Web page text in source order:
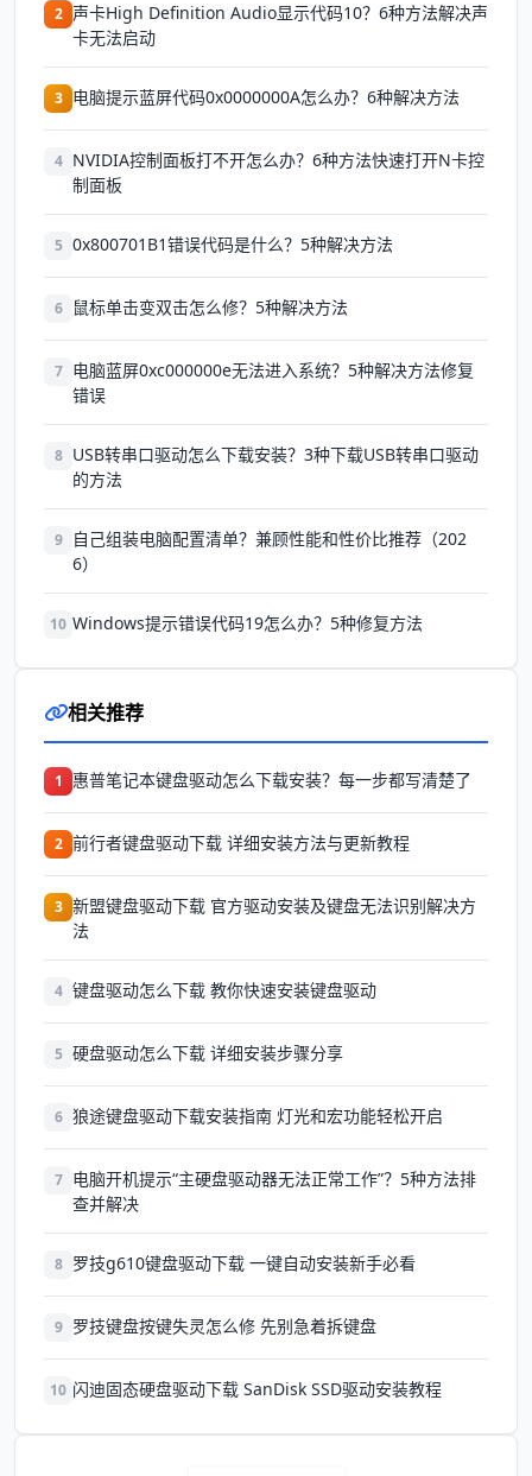
2 声卡High Definition Audio显示代码10？6种方法解决声
卡无法启动
3 电脑提示蓝屏代码0x0000000A怎么办？6种解决方法
4 NVIDIA控制面板打不开怎么办？6种方法快速打开N卡控
制面板
5 0x800701B1错误代码是什么？5种解决方法
6 鼠标单击变双击怎么修？5种解决方法
7 电脑蓝屏0xc000000e无法进入系统？5种解决方法修复
错误
8 USB转串口驱动怎么下载安装？3种下载USB转串口驱动
的方法
9
自己组装电脑配置清单？兼顾性能和性价比推荐（202
6）
10 Windows提示错误代码19怎么办？5种修复方法
相关推荐
1 惠普笔记本键盘驱动怎么下载安装？每一步都写清楚了
2 前行者键盘驱动下载 详细安装方法与更新教程
3 新盟键盘驱动下载 官方驱动安装及键盘无法识别解决方
法
4 键盘驱动怎么下载 教你快速安装键盘驱动
5 硬盘驱动怎么下载 详细安装步骤分享
6 狼途键盘驱动下载安装指南 灯光和宏功能轻松开启
7 电脑开机提示“主硬盘驱动器无法正常工作”？5种方法排
查并解决
8 罗技g610键盘驱动下载 一键自动安装新手必看
9 罗技键盘按键失灵怎么修 先别急着拆键盘
10 闪迪固态硬盘驱动下载 SanDisk SSD驱动安装教程